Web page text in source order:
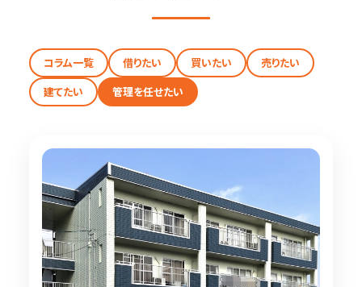
コラム一覧 借りたい 買いたい
売りたい
建てたい
管理を任せたい